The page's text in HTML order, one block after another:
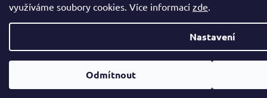
využíváme soubory cookies. Více informací zde.
Nastavení
Odmítnout